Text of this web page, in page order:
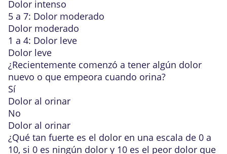
Dolor intenso
5 a 7: Dolor moderado
Dolor moderado
1 a 4: Dolor leve
Dolor leve
¿Recientemente comenzó a tener algún dolor
nuevo o que empeora cuando orina?
Sí
Dolor al orinar
No
Dolor al orinar
¿Qué tan fuerte es el dolor en una escala de 0 a
10, si 0 es ningún dolor y 10 es el peor dolor que